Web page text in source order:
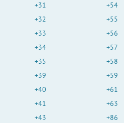
+31
+32
+33
+34
+35
+39
+40
+41
+43
+54
+55
+56
+57
+58
+59
+61
+63
+86